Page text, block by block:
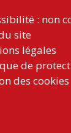
: non
site
légales
de
des cookies